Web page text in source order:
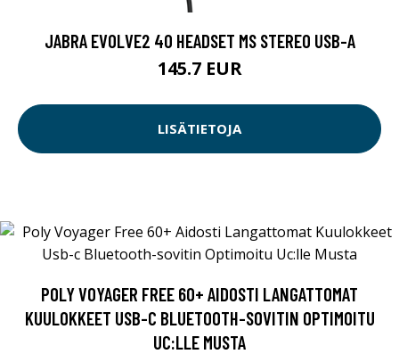
JABRA EVOLVE2 40 HEADSET MS STEREO USB-A
145.7 EUR
LISÄTIETOJA
POLY VOYAGER FREE 60+ AIDOSTI LANGATTOMAT
KUULOKKEET USB-C BLUETOOTH-SOVITIN OPTIMOITU
UC:LLE MUSTA